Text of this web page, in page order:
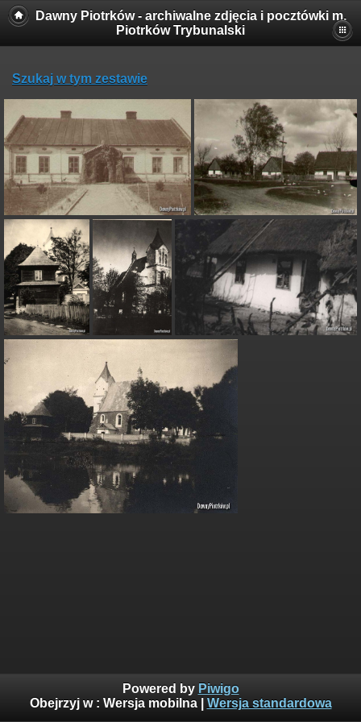
Dawny Piotrków - archiwalne zdjęcia i pocztówki m.
Piotrków Trybunalski
Szukaj w tym zestawie
Powered by Piwigo
Obejrzyj w : Wersja mobilna| Wersja standardowa